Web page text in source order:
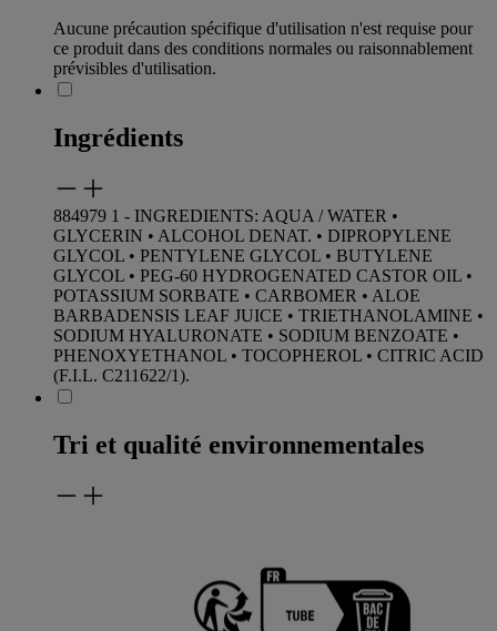
Aucune précaution spécifique d'utilisation n'est requise pour
ce produit dans des conditions normales ou raisonnablement
prévisibles d'utilisation.
Ingrédients
884979 1 - INGREDIENTS: AQUA / WATER •
GLYCERIN • ALCOHOL DENAT. • DIPROPYLENE
GLYCOL • PENTYLENE GLYCOL • BUTYLENE
GLYCOL • PEG-60 HYDROGENATED CASTOR OIL •
POTASSIUM SORBATE • CARBOMER • ALOE
BARBADENSIS LEAF JUICE • TRIETHANOLAMINE •
SODIUM HYALURONATE • SODIUM BENZOATE •
PHENOXYETHANOL • TOCOPHEROL • CITRIC ACID
(F.I.L. C211622/1).
Tri et qualité environnementales